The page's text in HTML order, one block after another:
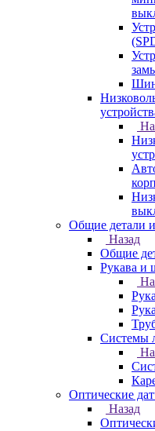
Общие детали
Назад
Общие
Рукава и
Системы
Оптические
Назад